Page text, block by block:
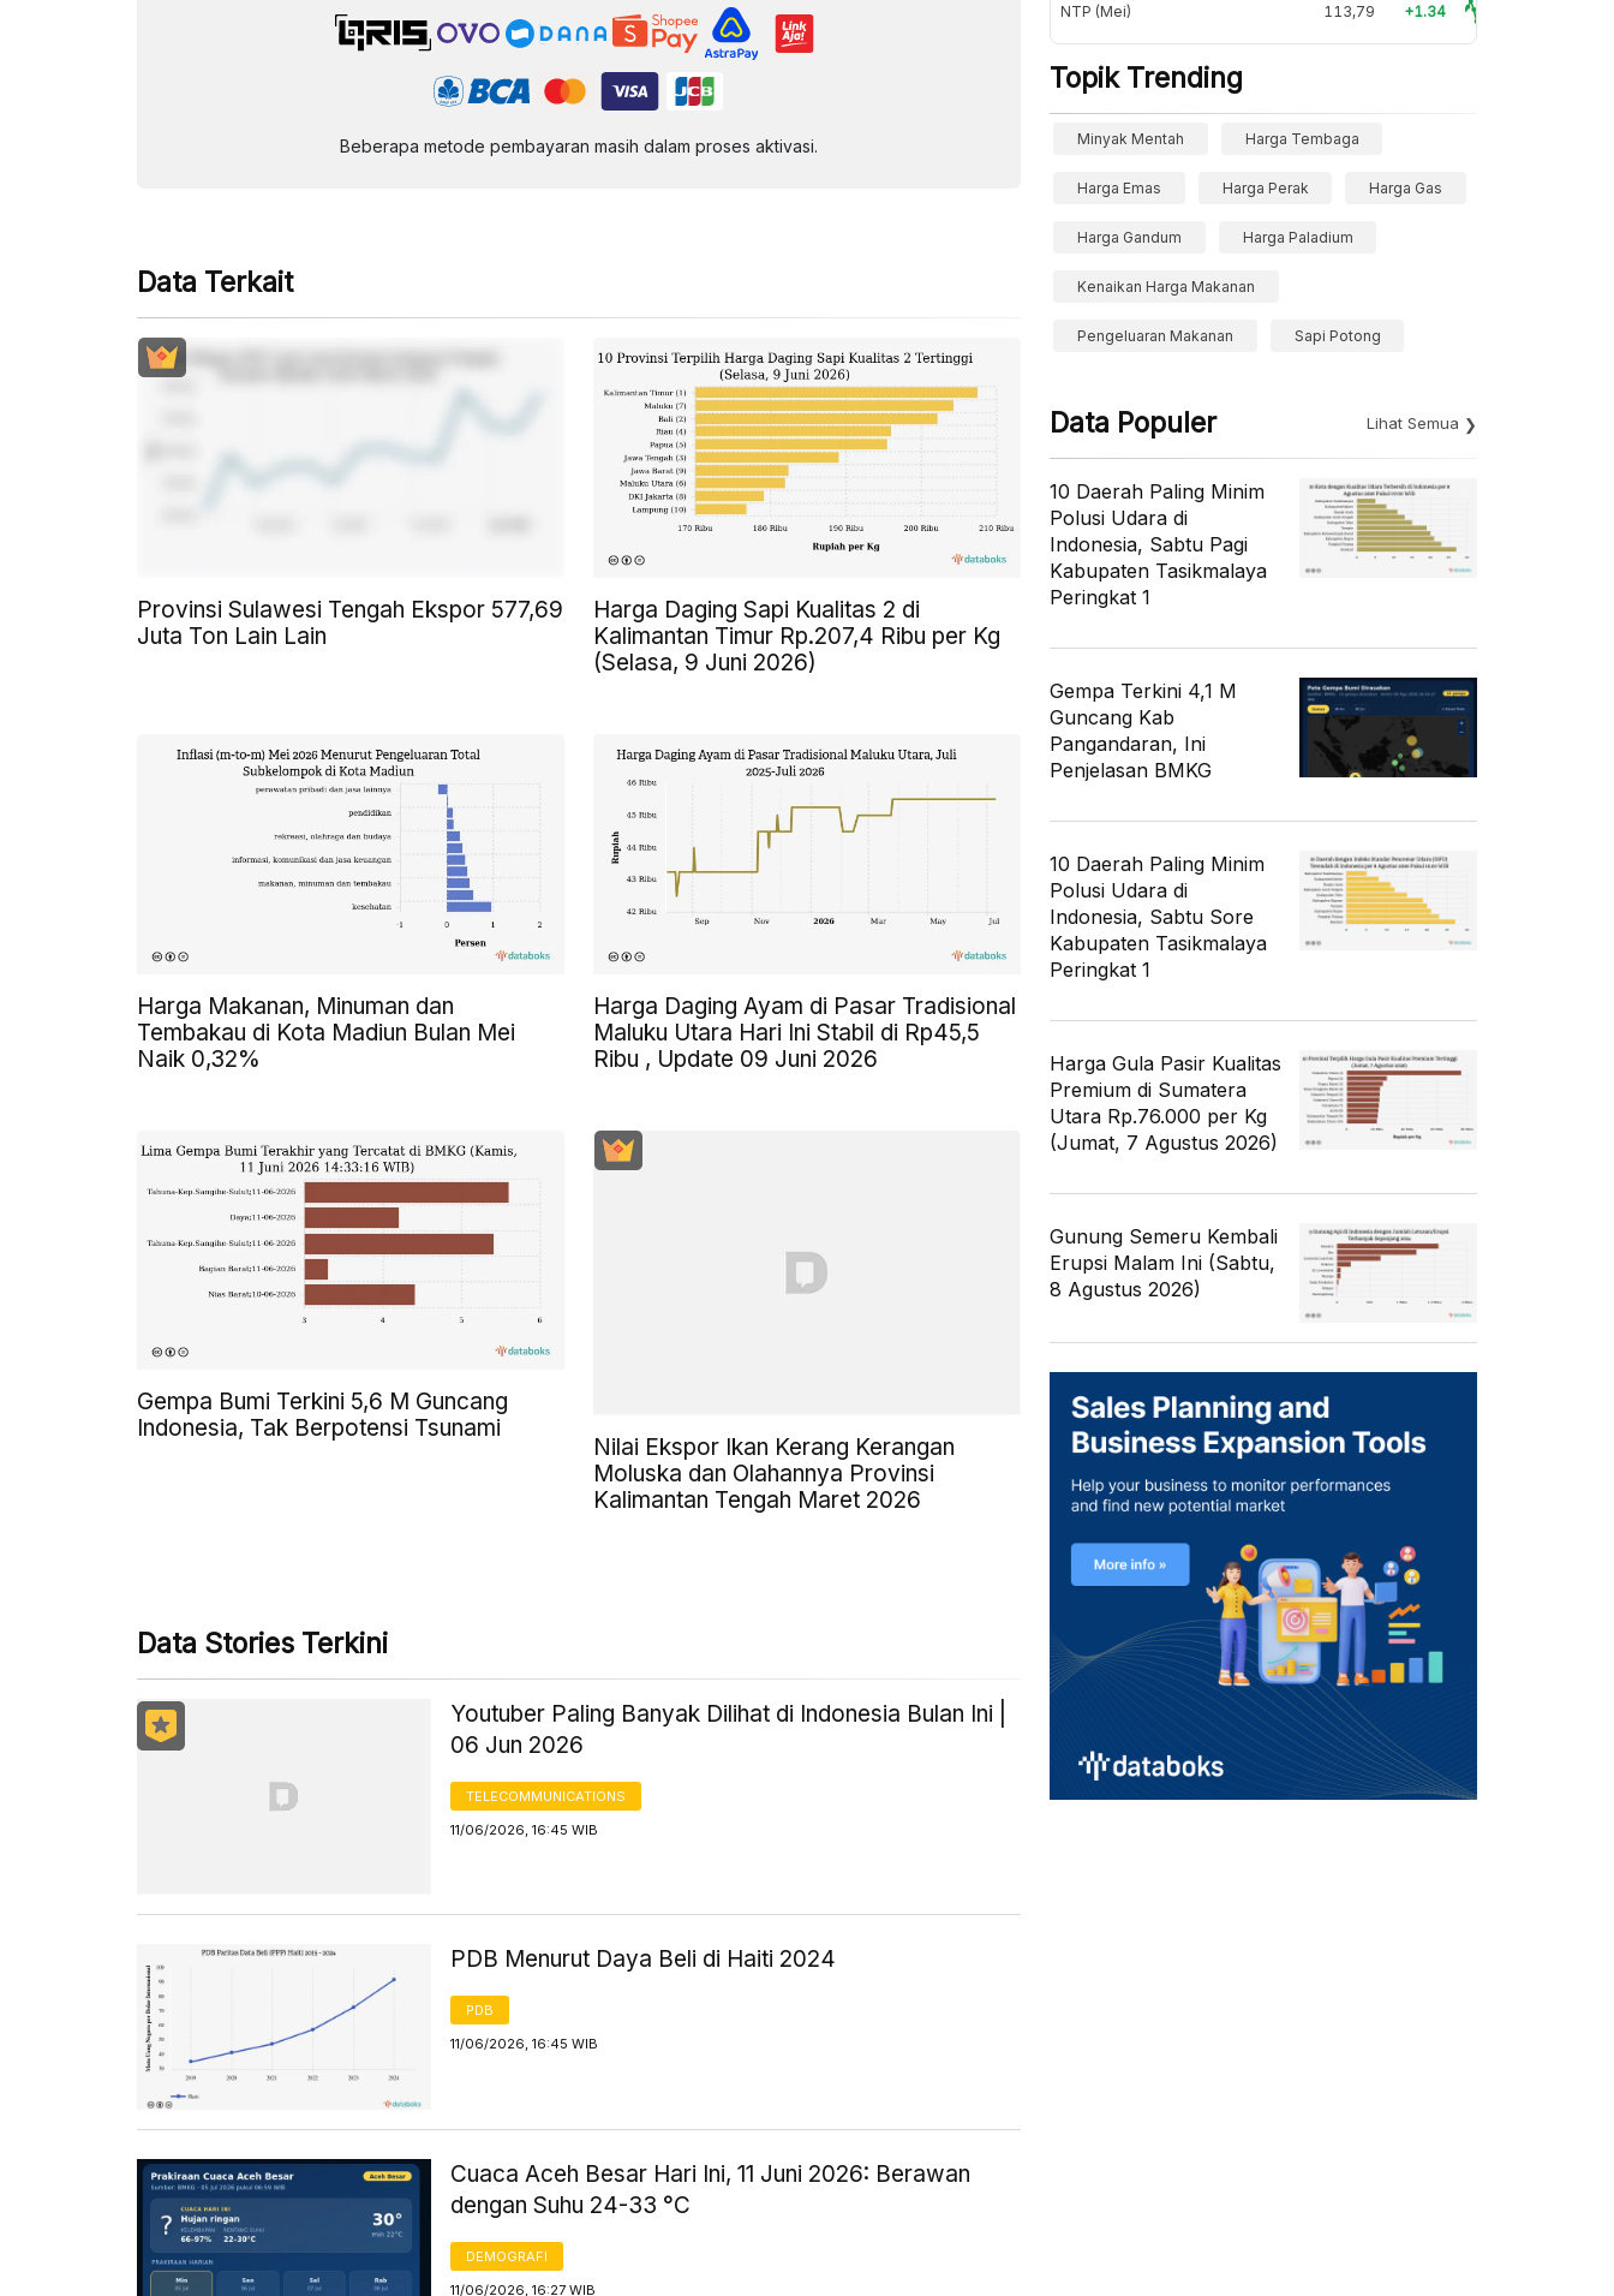
Beberapa metode pembayaran masih dalam proses aktivasi.
Data Terkait
Provinsi Sulawesi Tengah Ekspor 577,69
Juta Ton Lain Lain
Harga Daging Sapi Kualitas 2 di
Kalimantan Timur Rp.207,4 Ribu per Kg
(Selasa, 9 Juni 2026)
Harga Makanan, Minuman dan
Tembakau di Kota Madiun Bulan Mei
Naik 0,32%
Harga Daging Ayam di Pasar Tradisional
Maluku Utara Hari Ini Stabil di Rp45,5
Ribu , Update 09 Juni 2026
Gempa Bumi Terkini 5,6 M Guncang
Indonesia, Tak Berpotensi Tsunami
Nilai Ekspor Ikan Kerang Kerangan
Moluska dan Olahannya Provinsi
Kalimantan Tengah Maret 2026
Data Stories Terkini
Youtuber Paling Banyak Dilihat di Indonesia Bulan Ini |
06 Jun 2026
TELECOMMUNICATIONS
11/06/2026, 16:45 WIB
PDB Menurut Daya Beli di Haiti 2024
PDB
11/06/2026, 16:45 WIB
Cuaca Aceh Besar Hari Ini, 11 Juni 2026: Berawan
dengan Suhu 24-33 °C
DEMOGRAFI
11/06/2026, 16:27 WIB
NTP (Mei) 113,79 +1.34
Topik Trending
Minyak Mentah Harga Tembaga
Harga Emas Harga Perak Harga Gas
Harga Gandum Harga Paladium
Kenaikan Harga Makanan
Pengeluaran Makanan Sapi Potong
Data Populer Lihat Semua
10 Daerah Paling Minim
Polusi Udara di
Indonesia, Sabtu Pagi
Kabupaten Tasikmalaya
Peringkat 1
Gempa Terkini 4,1 M
Guncang Kab
Pangandaran, Ini
Penjelasan BMKG
10 Daerah Paling Minim
Polusi Udara di
Indonesia, Sabtu Sore
Kabupaten Tasikmalaya
Peringkat 1
Harga Gula Pasir Kualitas
Premium di Sumatera
Utara Rp.76.000 per Kg
(Jumat, 7 Agustus 2026)
Gunung Semeru Kembali
Erupsi Malam Ini (Sabtu,
8 Agustus 2026)